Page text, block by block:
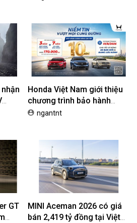
tỷ
Honda Việt Nam giới thiệu
chương trình bảo hành
chính hãng lên tới 10 năm
ngantnt
GT
MINI Aceman 2026 có giá
bán 2,419 tỷ đồng tại Việt